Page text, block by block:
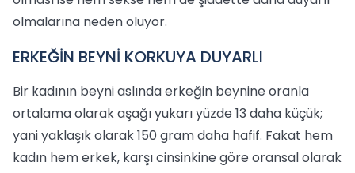
olmalarına neden oluyor.
ERKEĞİN BEYNİ KORKUYA DUYARLI
Bir kadının beyni aslında erkeğin beynine oranla
ortalama olarak aşağı yukarı yüzde 13 daha küçük;
yani yaklaşık olarak 150 gram daha hafif. Fakat hem
kadın hem erkek, karşı cinsinkine göre oransal olarak